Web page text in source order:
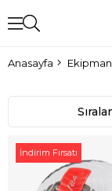
Anasayfa Ekipman
İndirim Fırsatı